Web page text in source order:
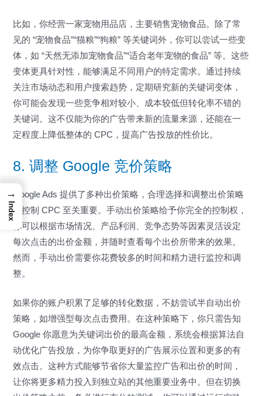
比如，你经营一家宠物用品店，主要销售宠物食品。除了常
见的 “宠物食品”“猫粮”“狗粮” 等关键词外，你可以尝试一些变
体，如 “天然无添加宠物食品”“适合老年宠物的食品” 等。这些
变体更具针对性，能够满足不同用户的特定需求。通过持续
关注市场动态和用户搜索趋势，定期研究新的关键词变体，
你可能会发现一些竞争相对较小、成本较低但转化率不错的
关键词。这不仅能为你的广告带来新的流量来源，还能在一
定程度上降低整体的 CPC，提高广告投放的性价比。
8. 调整 Google 竞价策略
Google Ads 提供了多种出价策略，合理选择和调整出价策略
对控制 CPC 至关重要。手动出价策略给予你完全的控制权，
你可以根据市场情况、产品利润、竞争态势等因素灵活设定
每次点击的出价金额，并随时查看每个出价所带来的效果。
然而，手动出价需要你花费较多的时间和精力进行监控和调
整。
如果你的账户积累了足够的转化数据，不妨尝试半自动出价
策略，如增强型每次点击费用。在这种策略下，你只需告知
Google 你愿意为关键词出价的最高金额，系统会根据算法自
动优化广告投放，为你争取更好的广告展示位置和更多的有
效点击。这种方式能够节省你大量监控广告和出价的时间，
让你将更多精力投入到独立站的其他重要业务中。但在切换
→
Index